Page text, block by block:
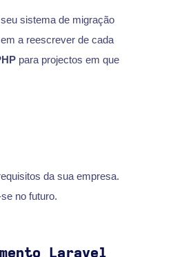
sistema de migração
a reescrever de cada
para projectos em que
da sua empresa.
no futuro.
Laravel